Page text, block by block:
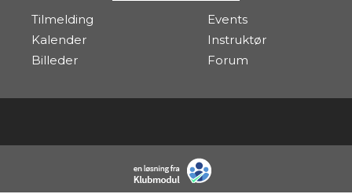
Tilmelding
Events
Kalender
Instruktør
Billeder
Forum